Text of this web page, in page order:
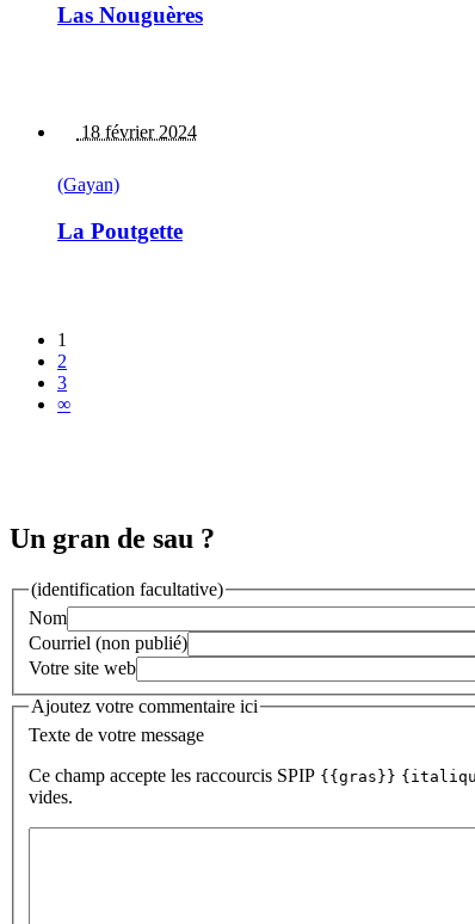
Las Nouguères
18 février 2024
(Gayan)
La Poutgette
1
2
3
∞
Un gran de sau ?
(identification facultative)
Nom
Courriel (non publié)
Votre site web
Ajoutez votre commentaire ici
Texte de votre message
Ce champ accepte les raccourcis SPIP {{gras}}
vides.